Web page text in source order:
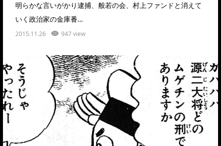
明らかな言いがかり逮捕、般若の会、村上ファンドと消えて
いく政治家の金庫番…
2015.11.26 947 view